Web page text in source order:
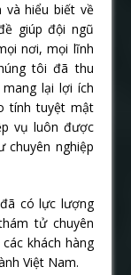
và hiểu biết về
giúp đội ngũ
nơi, mọi lĩnh
tôi đã thu
lại lợi ích
tính tuyệt mật
vụ luôn được
nghiệp
có lực lượng
tử chuyên
khách hàng
Việt Nam.